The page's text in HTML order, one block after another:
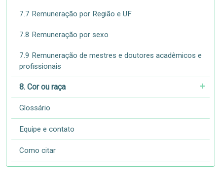
7.7 Remuneração por Região e UF
7.8 Remuneração por sexo
7.9 Remuneração de mestres e doutores acadêmicos e
profissionais
8. Cor ou raça
Glossário
Equipe e contato
Como citar